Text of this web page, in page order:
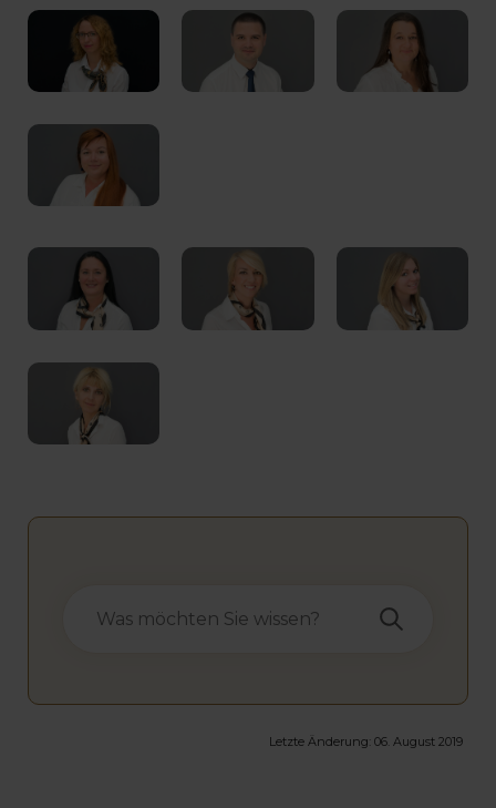
Letzte Änderung: 06. August 2019